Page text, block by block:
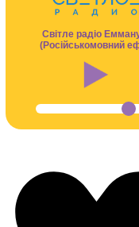
Світле радіо
(Російськомовний